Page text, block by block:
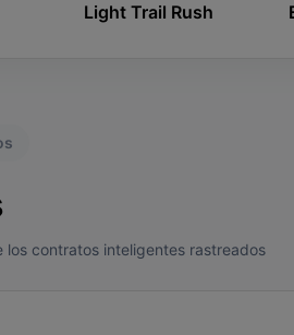
Light Trail Rush
contratos inteligentes rastreados